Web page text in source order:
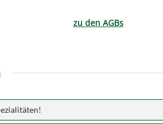
zu den AGBs